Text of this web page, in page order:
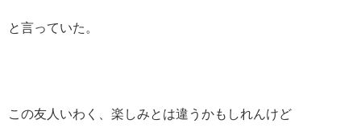
と言っていた。
この友人いわく、楽しみとは違うかもしれんけど